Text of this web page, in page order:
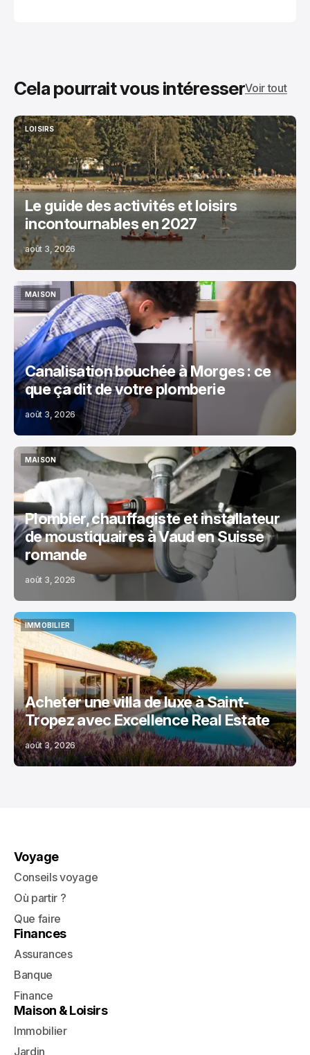
Cela pourrait vous intéresserVoir tout
LOISIRS
LOISIRS
Le guide des activités et loisirs
incontournables en 2027
août 3, 2026
MAISON
MAISON
Canalisation bouchée à Morges : ce
que ça dit de votre plomberie
août 3, 2026
MAISON
MAISON
Plombier, chauffagiste et installateur
de moustiquaires à Vaud en Suisse
romande
août 3, 2026
IMMOBILIER
IMMOBILIER
Acheter une villa de luxe à Saint-
Tropez avec Excellence Real Estate
août 3, 2026
Voyage
Conseils voyage
Où partir ?
Que faire
Finances
Assurances
Banque
Finance
Maison & Loisirs
Immobilier
Jardin